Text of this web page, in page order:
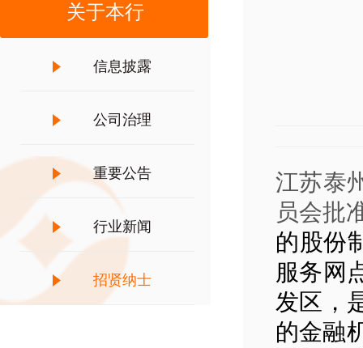
关于本行
信息披露
公司治理
重要公告
行业新闻
招贤纳士
江苏泰
员会批
的股份
服务网
发区，
的金融